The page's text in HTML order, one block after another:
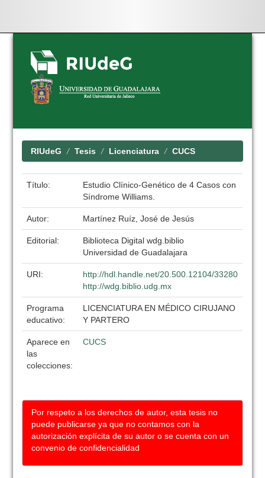
Skip
navigation
RIUdeG Tesis Licenciatura CUCS
Título:
Estudio Clínico-Genético de 4 Casos con
Síndrome Williams.
Autor: Martínez Ruíz, José de Jesús
Editorial:
Biblioteca Digital wdg.biblio
Universidad de Guadalajara
URI:
http://hdl.handle.net/20.500.12104/33280
http://wdg.biblio.udg.mx
Programa
educativo:
LICENCIATURA EN MÉDICO CIRUJANO
Y PARTERO
Aparece en
las
colecciones:
CUCS
Por respeto a los derechos de autor, esta tesis no
puede publicarse ya que no contamos con la
autorización explícita de su autor o se cuenta con un
convenio de confidencialidad